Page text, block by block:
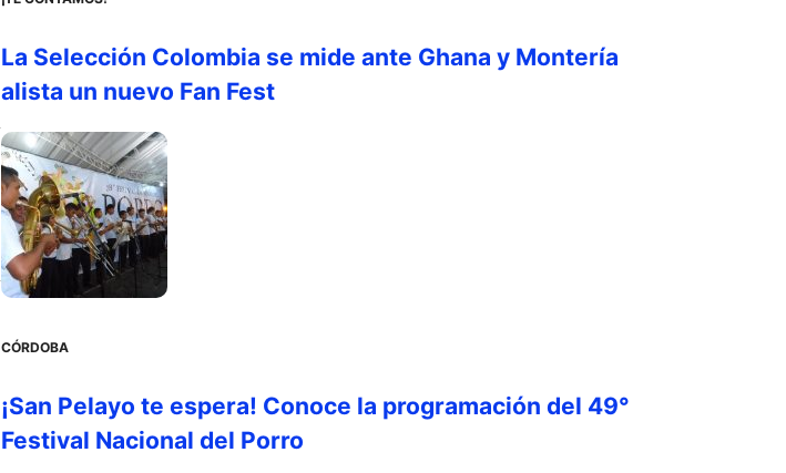
La Selección Colombia se mide ante Ghana y Montería
alista un nuevo Fan Fest
CÓRDOBA
¡San Pelayo te espera! Conoce la programación del 49°
Festival Nacional del Porro